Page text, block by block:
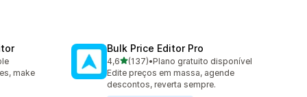
make
Bulk Price Editor Pro
4,6de 5 estrelas
(137)
137 total de avaliações
•Plano gratuito disponível
Edite preços em massa, agende
descontos, reverta sempre.